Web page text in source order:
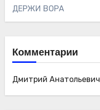
ДЕРЖИ ВОРА
Комментарии
Дмитрий Анатольевич